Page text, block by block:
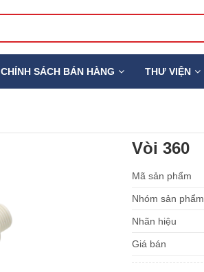
CHÍNH SÁCH BÁN HÀNG THƯ VIỆN
Vòi 360
Mã sản phẩm
Nhóm sản phẩm
Nhãn hiệu
Giá bán